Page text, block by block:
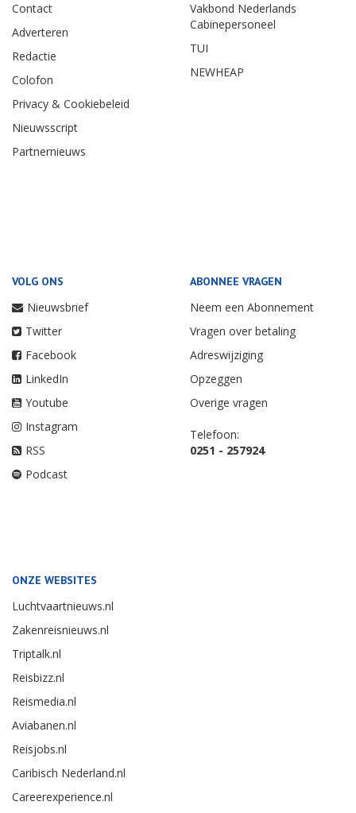
Contact
Adverteren
Redactie
Colofon
Privacy & Cookiebeleid
Nieuwsscript
Partnernieuws
Vakbond Nederlands
Cabinepersoneel
TUI
NEWHEAP
VOLG ONS
Nieuwsbrief
Twitter
Facebook
LinkedIn
Youtube
Instagram
RSS
Podcast
ABONNEE VRAGEN
Neem een Abonnement
Vragen over betaling
Adreswijziging
Opzeggen
Overige vragen
Telefoon:
0251 - 257924
ONZE WEBSITES
Luchtvaartnieuws.nl
Zakenreisnieuws.nl
Triptalk.nl
Reisbizz.nl
Reismedia.nl
Aviabanen.nl
Reisjobs.nl
Caribisch Nederland.nl
Careerexperience.nl